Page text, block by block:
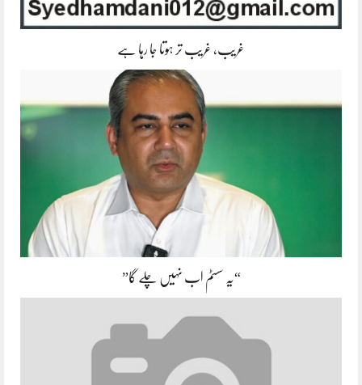
غریب، غریب تر ہوتا جا رہا ہے
“یہ سسٹم اب نہیں چلے گا”